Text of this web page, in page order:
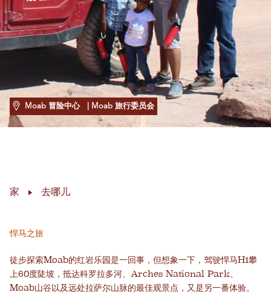
Moab 冒险中心 | Moab 旅行委员会
家 去哪儿
悍马之旅
徒步探索Moab的红岩乐园是一回事，但想象一下，驾驶悍马H1攀
上60度陡坡，抵达科罗拉多河、Arches National Park、
Moab山谷以及远处拉萨尔山脉的最佳观景点，又是另一番体验。